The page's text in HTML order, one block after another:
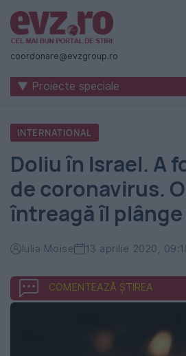
Știri
naționale
internaționale
România
-
Evenimentul
Zilei
coordonare@evzgroup.ro
▼ Proiecte speciale
INTERNATIONAL
Doliu în Israel. A
de coronavirus.
întreagă îl plânge
Iulia Moise 13 aprilie 2020,
COMENTEAZĂ ȘTIREA